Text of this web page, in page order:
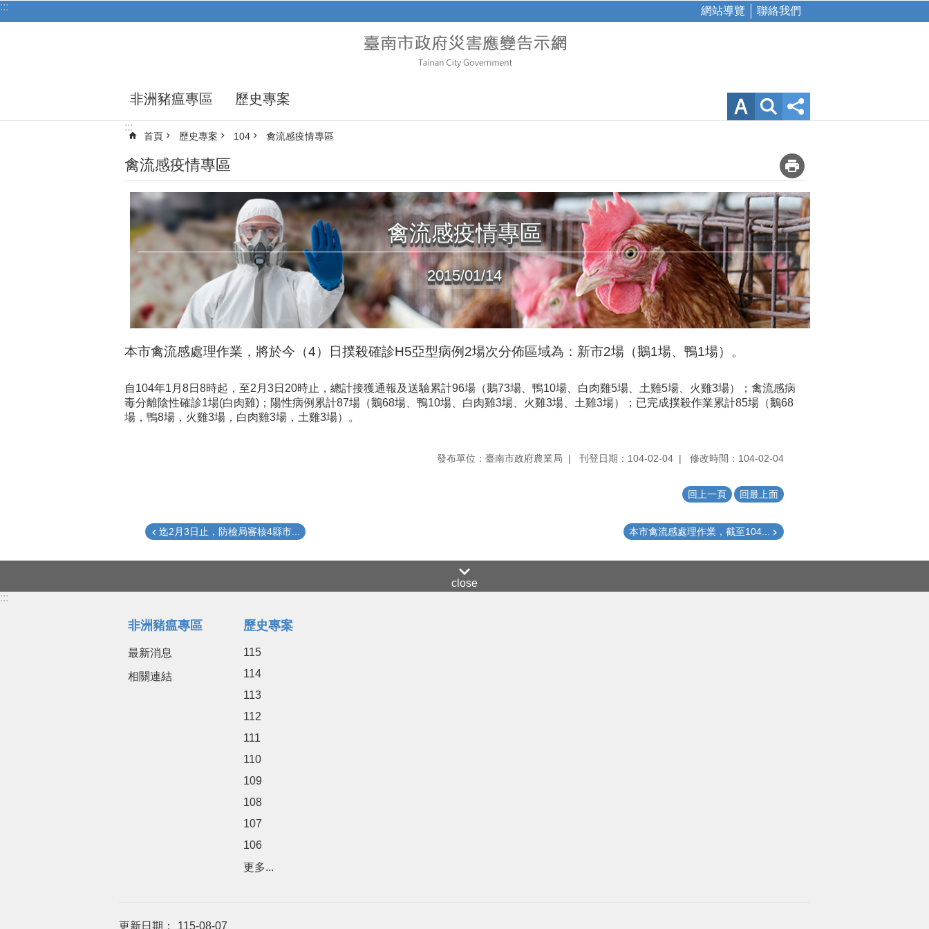
跳到主要內容區塊
::: 網站導覽 聯絡我們
非洲豬瘟專區 歷史專案
:::
首頁 歷史專案 104 禽流感疫情專區
禽流感疫情專區
禽流感疫情專區
2015/01/14
本市禽流感處理作業，將於今（4）日撲殺確診H5亞型病例2場次分佈區域為：新市2場（鵝1場、鴨1場）。
自104年1月8日8時起，至2月3日20時止，總計接獲通報及送驗累計96場（鵝73場、鴨10場、白肉雞5場、土雞5場、火雞3場）；禽流感病
毒分離陰性確診1場(白肉雞)；陽性病例累計87場（鵝68場、鴨10場、白肉雞3場、火雞3場、土雞3場）；已完成撲殺作業累計85場（鵝68
場，鴨8場，火雞3場，白肉雞3場，土雞3場）。
發布單位：臺南市政府農業局 刊登日期：104-02-04 修改時間：104-02-04
回上一頁 回最上面
迄2月3日止，防檢局審核4縣市... 本市禽流感處理作業，截至104...
close
:::
非洲豬瘟專區
最新消息
相關連結
歷史專案
115
114
113
112
111
110
109
108
107
106
更多...
更新日期： 115-08-07